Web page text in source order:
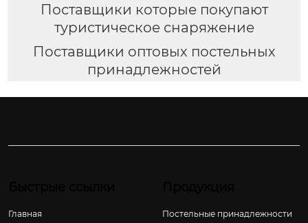
Поставщики которые покупают
туристическое снаряжение
Поставщики оптовых постельных
принадлежностей
Главная
Постельные принадлежности